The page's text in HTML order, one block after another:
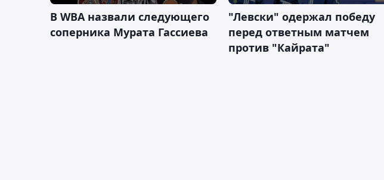
В WBA назвали следующего
соперника Мурата Гассиева
"Левски" одержал победу
перед ответным матчем
против "Кайрата"